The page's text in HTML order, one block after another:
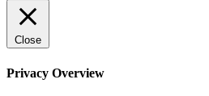
Close
Privacy Overview